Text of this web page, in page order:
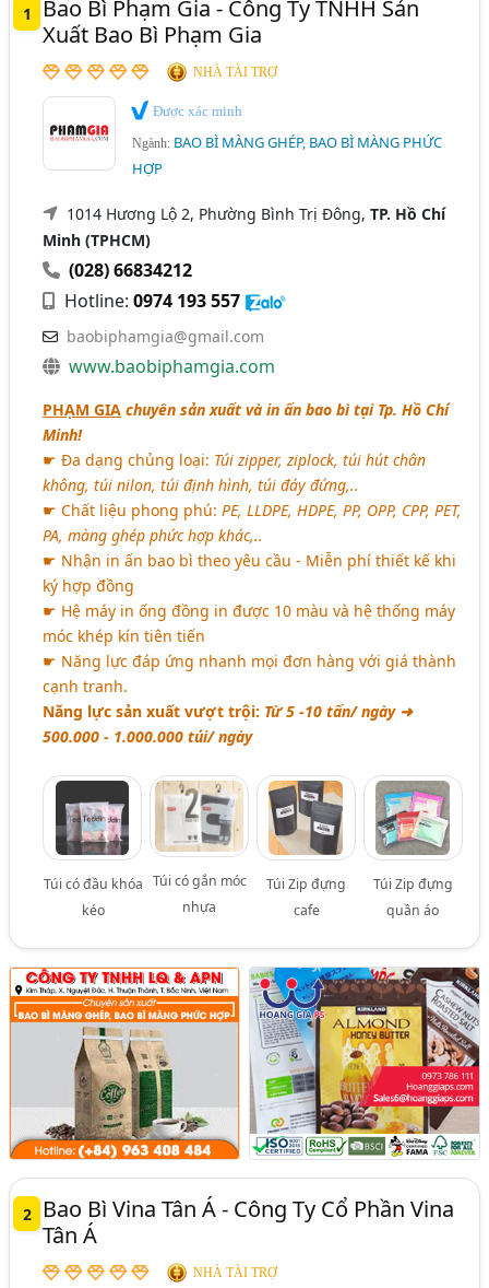
Hải Dương
Long An Quảng Ngãi
1
Bao Bì Phạm Gia - Công Ty TNHH Sản
Xuất Bao Bì Phạm Gia
NHÀ TÀI TRỢ
Được xác minh
Ngành: BAO BÌ MÀNG GHÉP, BAO BÌ MÀNG PHỨC
HỢP
1014 Hương Lộ 2, Phường Bình Trị Đông,TP. Hồ Chí
Minh (TPHCM)
(028) 66834212
Hotline:0974 193 557
baobiphamgia@gmail.com
www.baobiphamgia.com
PHẠM GIA chuyên sản xuất và in ấn bao bì tại Tp. Hồ Chí
Minh!
☛ Đa dạng chủng loại: Túi zipper, ziplock, túi hút chân
không, túi nilon, túi định hình, túi đáy đứng,..
☛ Chất liệu phong phú:PE, LLDPE, HDPE, PP, OPP, CPP, PET,
PA, màng ghép phức hợp khác,..
☛ Nhận in ấn bao bì theo yêu cầu - Miễn phí thiết kế khi
ký hợp đồng
☛ Hệ máy in ống đồng in được 10 màu và hệ thống máy
móc khép kín tiên tiến
☛ Năng lực đáp ứng nhanh mọi đơn hàng với giá thành
cạnh tranh.
Năng lực sản xuất vượt trội: Từ 5 -10 tấn/ ngày ➜
500.000 - 1.000.000 túi/ ngày
Túi có đầu khóa
kéo
Túi có gắn móc
nhựa
Túi Zip đựng
cafe
Túi Zip đựng
quần áo
2
Bao Bì Vina Tân Á - Công Ty Cổ Phần Vina
Tân Á
NHÀ TÀI TRỢ